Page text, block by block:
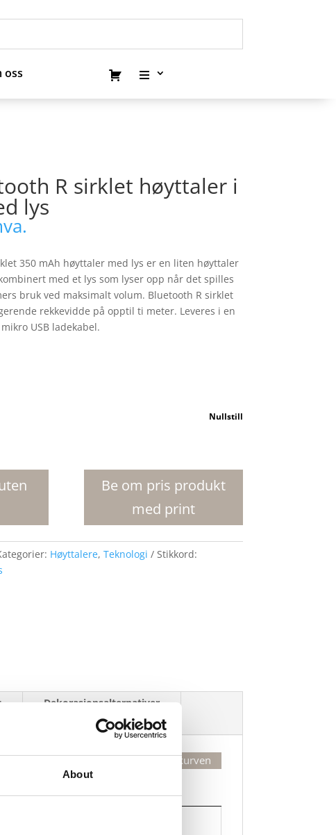
About
oss
oss
R sirklet høyttaler i
lys
350 mAh høyttaler med lys er en liten høyttaler
med et lys som lyser opp når det spilles
bruk ved maksimalt volum. Bluetooth R sirklet
rekkevidde på opptil ti meter. Leveres i en
USB ladekabel.
Nullstill
Be om pris produkt
med print
Høyttalere, Teknologi
Stikkord:
Dekorasjonsalternativer
Legg valgte i handlekurven